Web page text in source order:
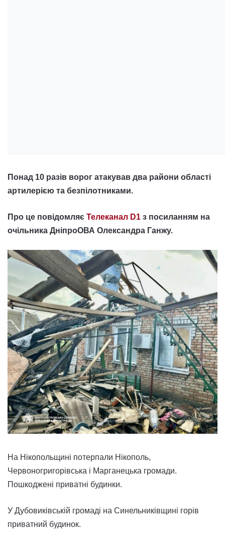
Понад 10 разів ворог атакував два райони області
артилерією та безпілотниками.
Про це повідомляє Телеканал D1 з посиланням на
очільника ДніпроОВА Олександра Ганжу.
На Нікопольщині потерпали Нікополь,
Червоногригорівська і Марганецька громади.
Пошкоджені приватні будинки.
У Дубовиківській громаді на Синельниківщині горів
приватний будинок.